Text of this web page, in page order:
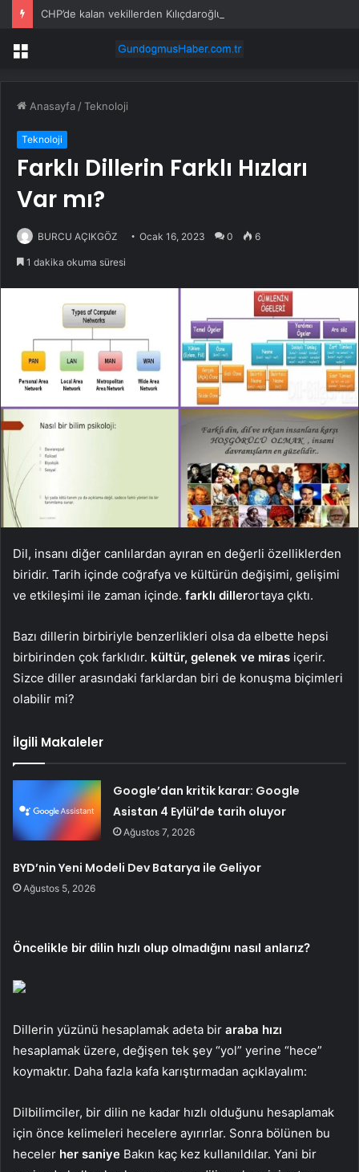
CHP’de kalan vekillerden Kılıçdaroğlu’na gövde gösterisi!
Menü
Anasayfa /Teknoloji
Teknoloji
Farklı Dillerin Farklı Hızları
Var mı?
BURCU AÇIKGÖZ Ocak 16, 2023 0 6
1 dakika okuma süresi
Dil, insanı diğer canlılardan ayıran en değerli özelliklerden
biridir. Tarih içinde coğrafya ve kültürün değişimi, gelişimi
ve etkileşimi ile zaman içinde. farklı dillerortaya çıktı.
Bazı dillerin birbiriyle benzerlikleri olsa da elbette hepsi
birbirinden çok farklıdır. kültür, gelenek ve miras içerir.
Sizce diller arasındaki farklardan biri de konuşma biçimleri
olabilir mi?
İlgili Makaleler
Google’dan kritik karar: Google
Asistan 4 Eylül’de tarih oluyor
Ağustos 7, 2026
BYD’nin Yeni Modeli Dev Batarya ile Geliyor
Ağustos 5, 2026
Öncelikle bir dilin hızlı olup olmadığını nasıl anlarız?
Dillerin yüzünü hesaplamak adeta bir araba hızı
hesaplamak üzere, değişen tek şey “yol” yerine “hece”
koymaktır. Daha fazla kafa karıştırmadan açıklayalım:
Dilbilimciler, bir dilin ne kadar hızlı olduğunu hesaplamak
için önce kelimeleri hecelere ayırırlar. Sonra bölünen bu
heceler her saniye Bakın kaç kez kullanıldılar. Yani bir